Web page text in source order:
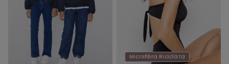
Microfibra Riciclata